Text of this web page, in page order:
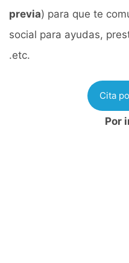
previa) para que te
social para ayudas,
.etc.
Cita
Por